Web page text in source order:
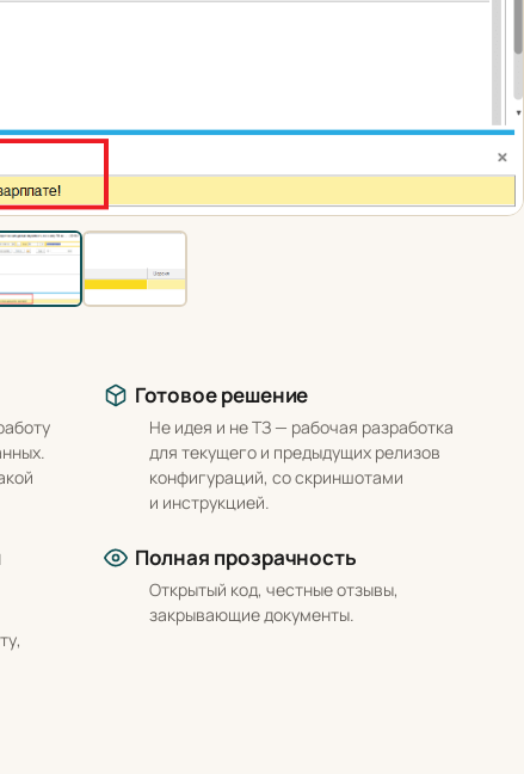
Готовое решение
Не идея и не ТЗ — рабочая разработка
для текущего и предыдущих релизов
конфигураций, со скриншотами
и инструкцией.
Полная прозрачность
Открытый код, честные отзывы,
закрывающие документы.